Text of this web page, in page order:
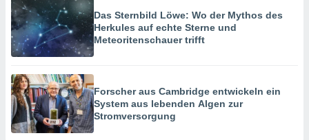
Das Sternbild Löwe: Wo der Mythos des
Herkules auf echte Sterne und
Meteoritenschauer trifft
Forscher aus Cambridge entwickeln ein
System aus lebenden Algen zur
Stromversorgung